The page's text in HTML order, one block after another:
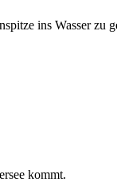
ins Wasser
kommt.